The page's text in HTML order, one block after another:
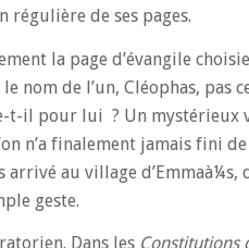
de ses pages.
la page d’évangile
nom de l’un, Cléophas,
t-il pour lui ? Un mystérieux
n’a finalement jamais fini
au village
geste.
Dans les Constitutions